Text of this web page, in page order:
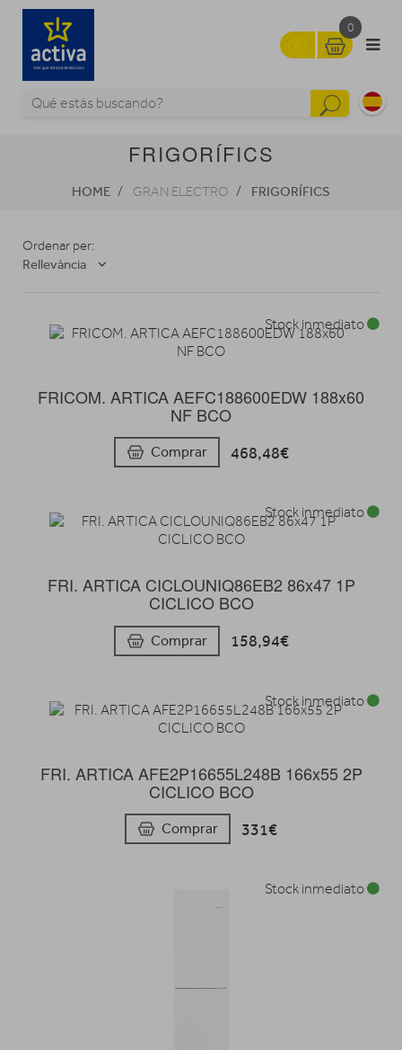
0
FRIGORÍFICS
HOME GRAN ELECTRO FRIGORÍFICS
Ordenar per:
Rellevància
FRICOM. ARTICA AEFC188600EDW 188x60
NF BCO
Comprar 468,48€
Stock inmediato
FRI. ARTICA CICLOUNIQ86EB2 86x47 1P
CICLICO BCO
Comprar 158,94€
Stock inmediato
FRI. ARTICA AFE2P16655L248B 166x55 2P
CICLICO BCO
Comprar 331€
Stock inmediato
Stock inmediato